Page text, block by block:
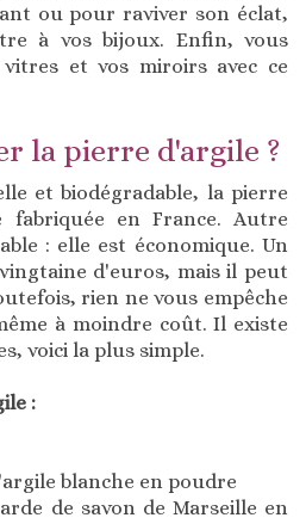
ou pour raviver son éclat,
à vos bijoux. Enfin, vous
et vos miroirs avec ce
la pierre d'argile ?
et biodégradable, la pierre
en France. Autre
: elle est économique. Un
d'euros, mais il peut
rien ne vous empêche
à moindre coût. Il existe
voici la plus simple.
:
blanche en poudre
de savon de Marseille en